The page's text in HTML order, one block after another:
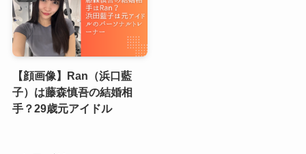
【顔画像】Ran（浜口藍
子）は藤森慎吾の結婚相
手？29歳元アイドル